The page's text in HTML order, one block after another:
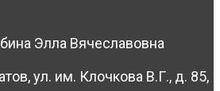
Элла Вячеславовна
ул. им. Клочкова В.Г., д. 85,